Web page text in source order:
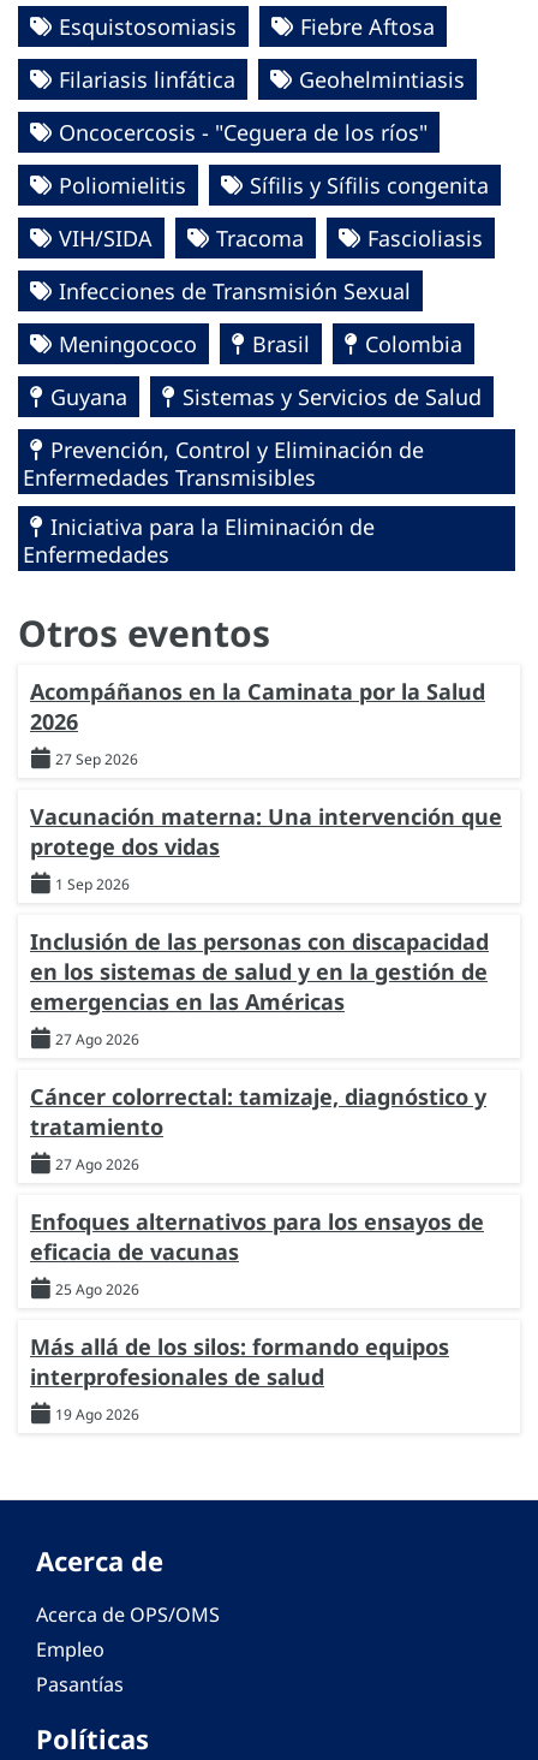
Esquistosomiasis
Fiebre Aftosa
Filariasis linfática
Geohelmintiasis
Oncocercosis - "Ceguera de los ríos"
Poliomielitis
Sífilis y Sífilis congenita
VIH/SIDA
Tracoma
Fascioliasis
Infecciones de Transmisión Sexual
Meningococo
Brasil
Colombia
Guyana
Sistemas y Servicios de Salud
Prevención, Control y Eliminación de
Enfermedades Transmisibles
Iniciativa para la Eliminación de
Enfermedades
Otros eventos
Acompáñanos en la Caminata por la Salud
2026
27 Sep 2026
Vacunación materna: Una intervención que
protege dos vidas
1 Sep 2026
Inclusión de las personas con discapacidad
en los sistemas de salud y en la gestión de
emergencias en las Américas
27 Ago 2026
Cáncer colorrectal: tamizaje, diagnóstico y
tratamiento
27 Ago 2026
Enfoques alternativos para los ensayos de
eficacia de vacunas
25 Ago 2026
Más allá de los silos: formando equipos
interprofesionales de salud
19 Ago 2026
Acerca de
Acerca de OPS/OMS
Empleo
Pasantías
Políticas